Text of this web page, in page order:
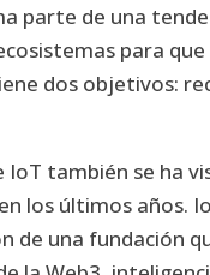
parte de una
para
dos objetivos:
IoT también se ha
los últimos años.
de una fundación